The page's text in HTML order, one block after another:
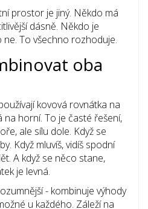
prostor je jiný. Někdo má
dásně. Někdo je
ne. To všechno rozhoduje.
oba
kovová rovnátka na
na horní. To je časté řešení,
ale sílu dole. Když se
Když mluvíš, vidíš spodní
A když se něco stane,
je levná.
- kombinuje výhody
u každého. Záleží na